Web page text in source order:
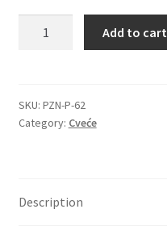
Igračke
Cvece
Destilati
sezonskog
i
Add to cart
SKU: PZN-P-62
Category: Cveće
Description